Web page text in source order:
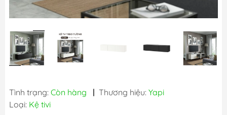
Tình trạng: Còn hàng | Thương hiệu: Yapi
Loại: Kệ tivi